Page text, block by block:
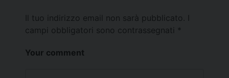
Il tuo indirizzo email non sarà pubblicato.
campi obbligatori sono contrassegnati *
Your comment